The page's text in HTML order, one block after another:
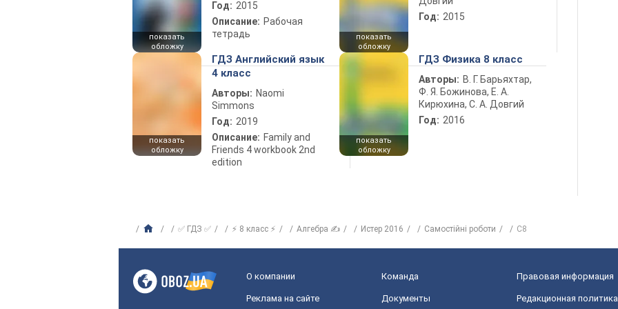
показать
обложку
Год: 2015
Описание: Рабочая
тетрадь
показать
обложку
Год: 2015
показать
обложку
ГДЗ Английский язык
4 класс
Авторы: Naomi
Simmons
Год: 2019
Описание: Family and
Friends 4 workbook 2nd
edition
показать
обложку
ГДЗ Физика 8 класс
Авторы: В. Г. Барьяхтар,
Ф. Я. Божинова, Е. А.
Кирюхина, С. А. Довгий
Год: 2016
✅ ГДЗ ✅ ⚡ 8 класс ⚡ Алгебра ✍ Истер 2016 Самостійні роботи С8
О компании Команда Правовая информация
Реклама на сайте Документы Редакционная политика